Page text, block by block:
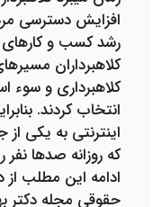
افزایش دسترسی
رشد کسب و کارهای
کلاهبرداران
کلاهبرداری و سوء
انتخاب کردند.
اینترنتی به یکی
که روزانه صدها نفر
ادامه این مطلب از
حقوقی مجله دکتر